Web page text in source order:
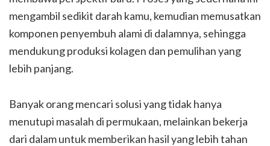
mengambil sedikit darah kamu, kemudian memusatkan
komponen penyembuh alami di dalamnya, sehingga
mendukung produksi kolagen dan pemulihan yang
lebih panjang.
Banyak orang mencari solusi yang tidak hanya
menutupi masalah di permukaan, melainkan bekerja
dari dalam untuk memberikan hasil yang lebih tahan